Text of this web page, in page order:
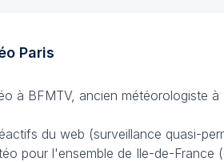
Paris
à BFMTV, ancien météorologiste
du web (surveillance quasi-
pour l'ensemble de Ile-de-France